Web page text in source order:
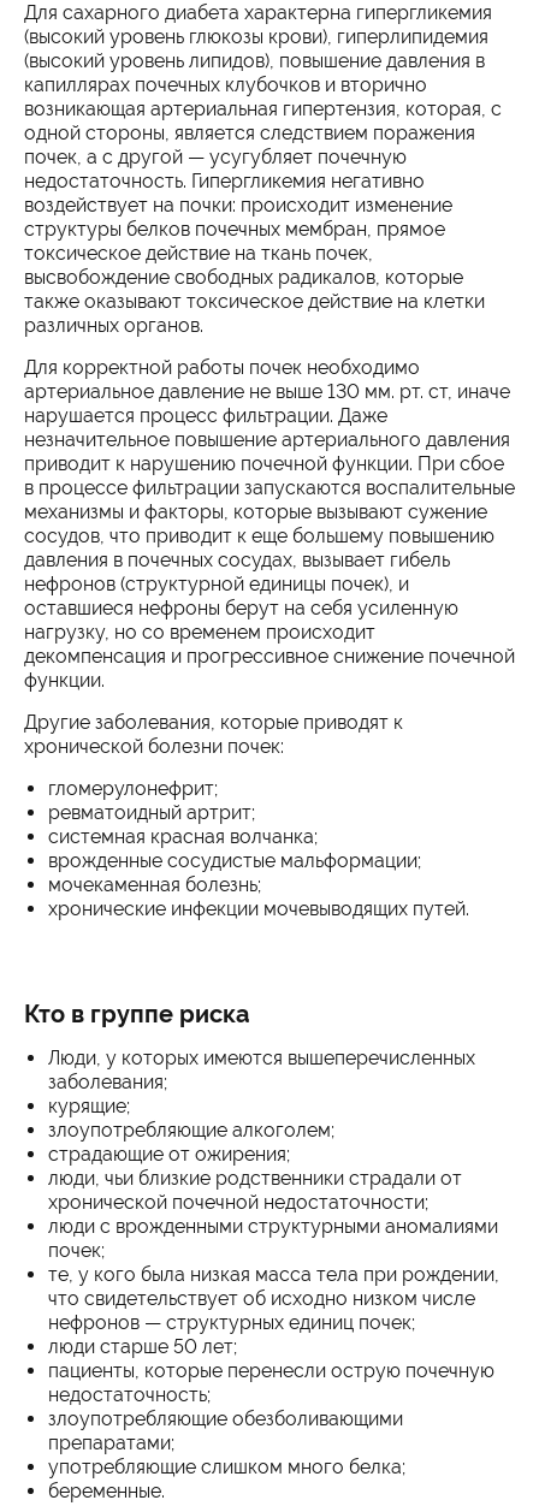
Для сахарного диабета характерна гипергликемия
(высокий уровень глюкозы крови), гиперлипидемия
(высокий уровень липидов), повышение давления в
капиллярах почечных клубочков и вторично
возникающая артериальная гипертензия, которая, с
одной стороны, является следствием поражения
почек, а с другой — усугубляет почечную
недостаточность. Гипергликемия негативно
воздействует на почки: происходит изменение
структуры белков почечных мембран, прямое
токсическое действие на ткань почек,
высвобождение свободных радикалов, которые
также оказывают токсическое действие на клетки
различных органов.
Для корректной работы почек необходимо
артериальное давление не выше 130 мм. рт. ст, иначе
нарушается процесс фильтрации. Даже
незначительное повышение артериального давления
приводит к нарушению почечной функции. При сбое
в процессе фильтрации запускаются воспалительные
механизмы и факторы, которые вызывают сужение
сосудов, что приводит к еще большему повышению
давления в почечных сосудах, вызывает гибель
нефронов (структурной единицы почек), и
оставшиеся нефроны берут на себя усиленную
нагрузку, но со временем происходит
декомпенсация и прогрессивное снижение почечной
функции.
Другие заболевания, которые приводят к
хронической болезни почек:
гломерулонефрит;
ревматоидный артрит;
системная красная волчанка;
врожденные сосудистые мальформации;
мочекаменная болезнь;
хронические инфекции мочевыводящих путей.
Кто в группе риска
Люди, у которых имеются вышеперечисленных
заболевания;
курящие;
злоупотребляющие алкоголем;
страдающие от ожирения;
люди, чьи близкие родственники страдали от
хронической почечной недостаточности;
люди с врожденными структурными аномалиями
почек;
те, у кого была низкая масса тела при рождении,
что свидетельствует об исходно низком числе
нефронов — структурных единиц почек;
люди старше 50 лет;
пациенты, которые перенесли острую почечную
недостаточность;
злоупотребляющие обезболивающими
препаратами;
употребляющие слишком много белка;
беременные.